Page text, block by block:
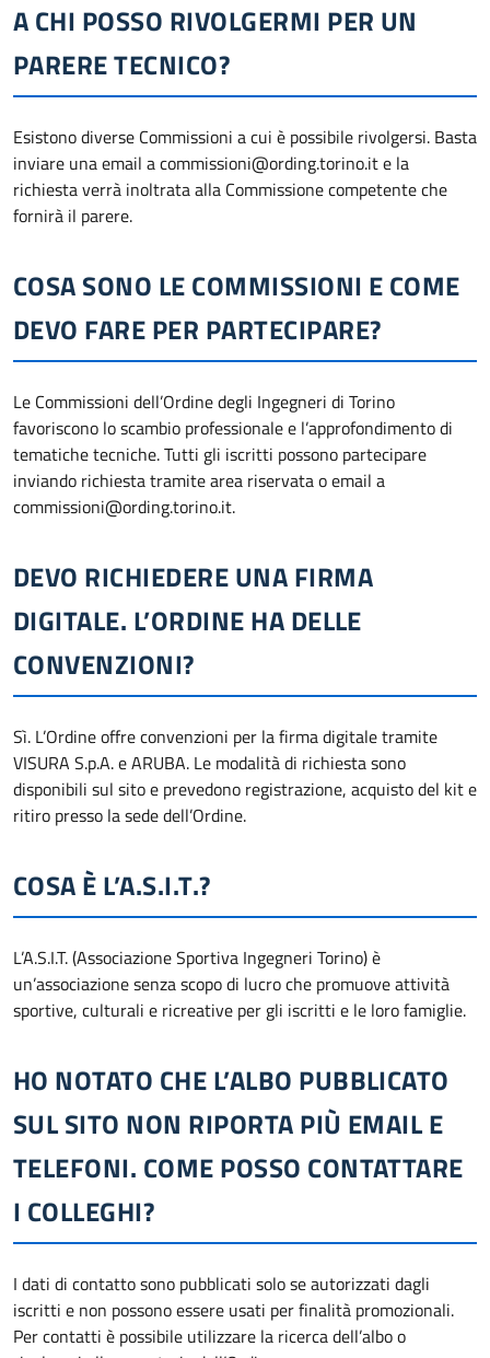
A CHI POSSO RIVOLGERMI PER UN
PARERE TECNICO?
Esistono diverse Commissioni a cui è possibile rivolgersi. Basta
inviare una email a commissioni@ording.torino.it e la
richiesta verrà inoltrata alla Commissione competente che
fornirà il parere.
COSA SONO LE COMMISSIONI E COME
DEVO FARE PER PARTECIPARE?
Le Commissioni dell’Ordine degli Ingegneri di Torino
favoriscono lo scambio professionale e l’approfondimento di
tematiche tecniche. Tutti gli iscritti possono partecipare
inviando richiesta tramite area riservata o email a
commissioni@ording.torino.it.
DEVO RICHIEDERE UNA FIRMA
DIGITALE. L’ORDINE HA DELLE
CONVENZIONI?
Sì. L’Ordine offre convenzioni per la firma digitale tramite
VISURA S.p.A. e ARUBA. Le modalità di richiesta sono
disponibili sul sito e prevedono registrazione, acquisto del kit e
ritiro presso la sede dell’Ordine.
COSA È L’A.S.I.T.?
L’A.S.I.T. (Associazione Sportiva Ingegneri Torino) è
un’associazione senza scopo di lucro che promuove attività
sportive, culturali e ricreative per gli iscritti e le loro famiglie.
HO NOTATO CHE L’ALBO PUBBLICATO
SUL SITO NON RIPORTA PIÙ EMAIL E
TELEFONI. COME POSSO CONTATTARE
I COLLEGHI?
I dati di contatto sono pubblicati solo se autorizzati dagli
iscritti e non possono essere usati per finalità promozionali.
Per contatti è possibile utilizzare la ricerca dell’albo o